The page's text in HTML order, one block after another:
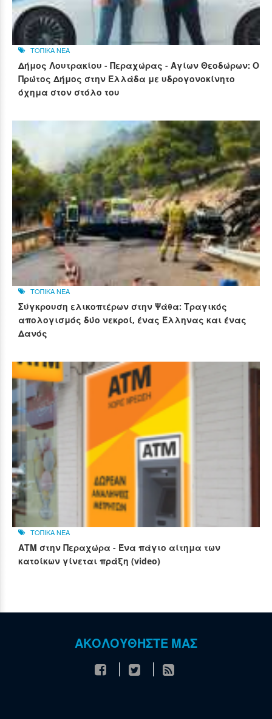
ΤΟΠΙΚΑ ΝΕΑ
Δήμος Λουτρακίου - Περαχώρας - Αγίων Θεοδώρων: Ο
Πρώτος Δήμος στην Ελλάδα με υδρογονοκίνητο
όχημα στον στόλο του
ΤΟΠΙΚΑ ΝΕΑ
Σύγκρουση ελικοπτέρων στην Ψάθα: Τραγικός
απολογισμός δύο νεκροί, ένας Έλληνας και ένας
Δανός
ΤΟΠΙΚΑ ΝΕΑ
ΑΤΜ στην Περαχώρα - Ένα πάγιο αίτημα των
κατοίκων γίνεται πράξη (video)
ΑΚΟΛΟΥΘΗΣΤΕ ΜΑΣ